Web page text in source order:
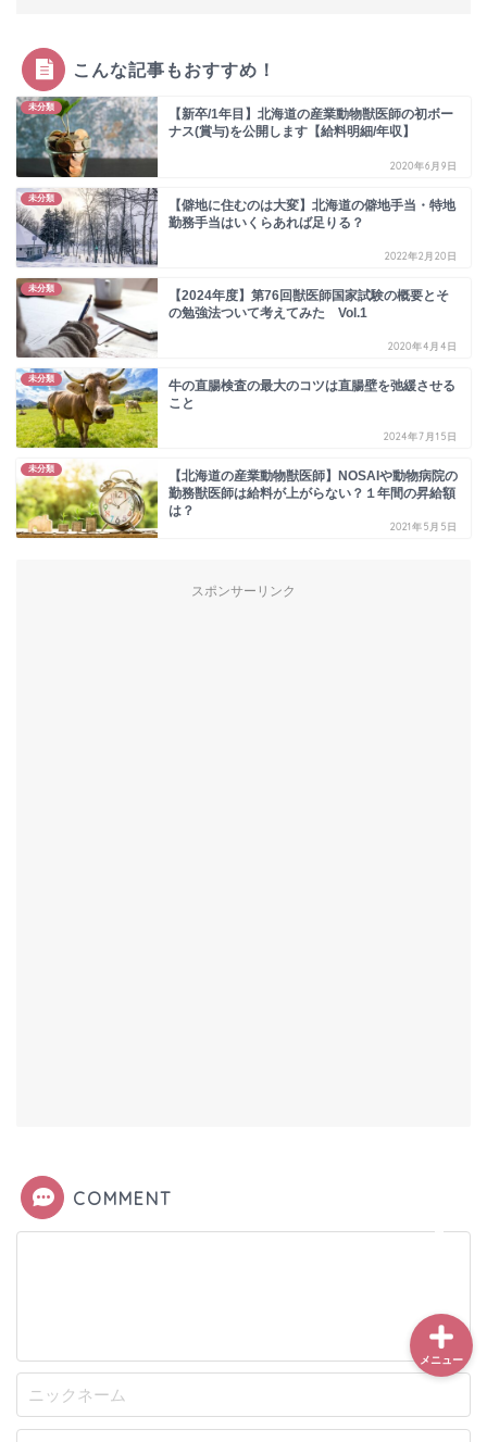
こんな記事もおすすめ！
未分類
【新卒/1年目】北海道の産業動物獣医師の初ボー
ナス(賞与)を公開します【給料明細/年収】
2020年6月9日
未分類
【僻地に住むのは大変】北海道の僻地手当・特地
勤務手当はいくらあれば足りる？
2022年2月20日
未分類
【2024年度】第76回獣医師国家試験の概要とそ
の勉強法ついて考えてみた Vol.1
2020年4月4日
未分類
牛の直腸検査の最大のコツは直腸壁を弛緩させる
こと
2024年7月15日
未分類
【北海道の産業動物獣医師】NOSAIや動物病院の
勤務獣医師は給料が上がらない？１年間の昇給額
は？
2021年5月5日
スポンサーリンク
COMMENT
メニュー